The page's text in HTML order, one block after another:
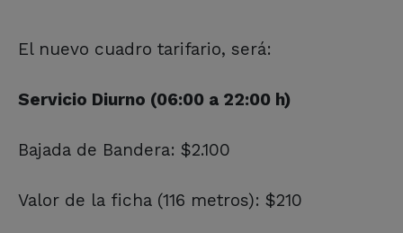
El nuevo cuadro tarifario, será:
Servicio Diurno (06:00 a 22:00 h)
Bajada de Bandera: $2.100
Valor de la ficha (116 metros): $210